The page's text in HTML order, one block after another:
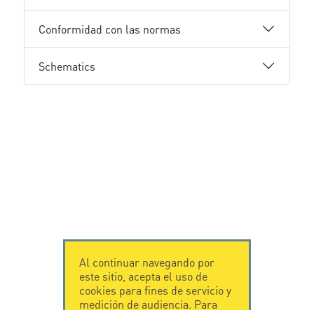
Conformidad con las normas
Schematics
Al continuar navegando por
este sitio, acepta el uso de
cookies para fines de servicio y
medición de audiencia. Para